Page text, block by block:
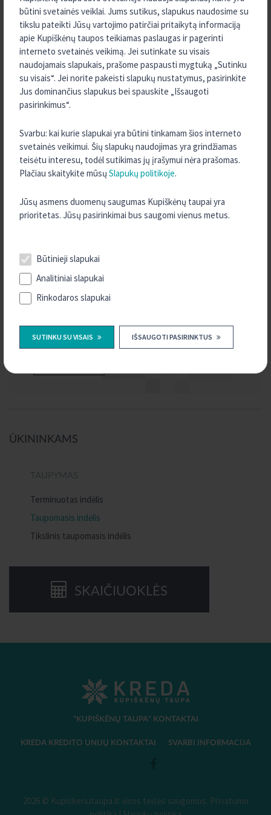
būtini svetainės veiklai. Jums sutikus, slapukus naudosime su
tikslu pateikti Jūsų vartojimo patirčiai pritaikytą informaciją
apie Kupiškėnų taupos teikiamas paslaugas ir pagerinti
interneto svetainės veikimą. Jei sutinkate su visais
naudojamais slapukais, prašome paspausti mygtuką „Sutinku
su visais“. Jei norite pakeisti slapukų nustatymus, pasirinkite
Jus dominančius slapukus bei spauskite „Išsaugoti
pasirinkimus“.
Svarbu: kai kurie slapukai yra būtini tinkamam šios interneto
svetainės veikimui. Šių slapukų naudojimas yra grindžiamas
teisėtu interesu, todėl sutikimas jų įrašymui nėra prašomas.
Plačiau skaitykite mūsų Slapukų politikoje.
Jūsų asmens duomenų saugumas Kupiškėnų taupai yra
prioritetas. Jūsų pasirinkimai bus saugomi vienus metus.
Būtinieji slapukai
Analitiniai slapukai
Rinkodaros slapukai
SUTINKU SU VISAIS IŠSAUGOTI PASIRINKTUS
dalinis taupomojo indėlio sumos išėmimas galimas vieną
kartą per mėnesį, bet ne daugiau nei 50 proc. nuo indėlio
sumos.
Taupomojo indėlio sutartį sudarykite atvykę į
kredito uniją
“Kupiškėnų taupa” .
Indėlio sąskaitą galite papildyti prisijungę prie interneto banko
INFORMACIJA INDĖLININKUI APIE INDĖLIŲ
DRAUDIMĄ
indėliai nėra draudžiami ir kai yra taikomi indėlių draudimo išmokų
mokėjimo apribojimai, pateikiama VšĮ „Indėlių ir investicijų
Daugiau informacijos apie indėlių draudimą rasite
SUSISIEKITE SU MUMIS
ŪKININKAMS
Terminuotas indėlis
Taupomasis indėlis
Tikslinis taupomasis indėlis
SKAIČIUOKLĖS
"KUPIŠKĖNŲ TAUPA" KONTAKTAI
KREDA KREDITO UNIJŲ KONTAKTAI SVARBI INFORMACIJA
2026 © Kupiskenutaupa.lt visos teisės saugomos. Privatumo